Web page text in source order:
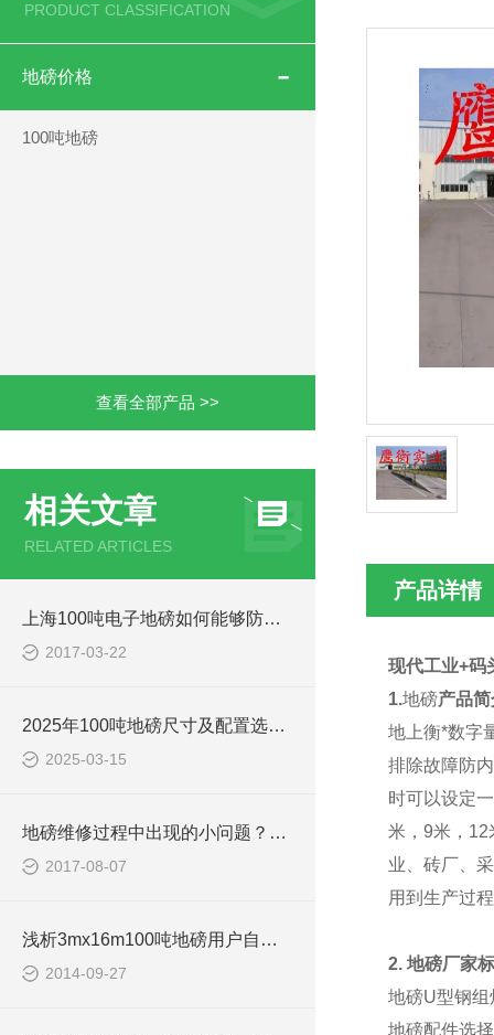
PRODUCT CLASSIFICATION
地磅价格
100吨地磅
查看全部产品 >>
相关文章
RELATED ARTICLES
上海100吨电子地磅如何能够防雷，防水
2017-03-22
2025年100吨地磅尺寸及配置选择标准
2025-03-15
地磅维修过程中出现的小问题？100吨地磅维修
2017-08-07
浅析3mx16m100吨地磅用户自检步骤
2014-09-27
产品详情
现代工业+码
1.地磅产品
地上衡*数字
排除故障防
时可以设定
米，9米，12
业、砖厂、
用到生产过
2. 地磅厂家
地磅U型钢组
地磅配件选